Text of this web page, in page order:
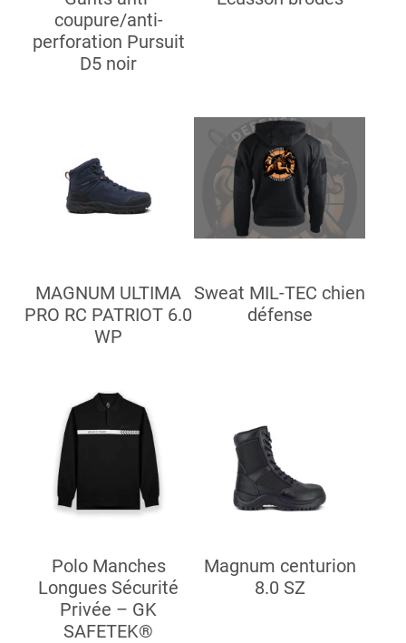
coupure/anti-
perforation Pursuit
D5 noir
MAGNUM ULTIMA
PRO RC PATRIOT 6.0
WP
Sweat MIL-TEC chien
défense
Polo Manches
Longues Sécurité
Privée – GK
SAFETEK®
Magnum centurion
8.0 SZ